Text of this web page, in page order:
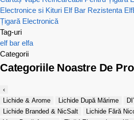
Electronice si Kituri Elf Bar Rezistenta
Țigară Electronică
Tag-uri
elf bar elfa
Categorii
Categoriile Noastre De
‹
Lichide & Arome
Lichide După Mărime
Lichide Branded & NicSalt
Lichide Fără